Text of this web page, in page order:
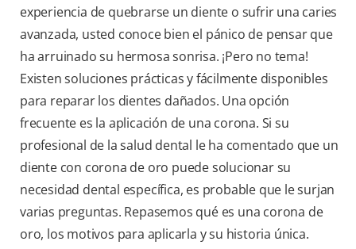
experiencia de quebrarse un diente o sufrir una caries
avanzada, usted conoce bien el pánico de pensar que
ha arruinado su hermosa sonrisa. ¡Pero no tema!
Existen soluciones prácticas y fácilmente disponibles
para reparar los dientes dañados. Una opción
frecuente es la aplicación de una corona. Si su
profesional de la salud dental le ha comentado que un
diente con corona de oro puede solucionar su
necesidad dental específica, es probable que le surjan
varias preguntas. Repasemos qué es una corona de
oro, los motivos para aplicarla y su historia única.